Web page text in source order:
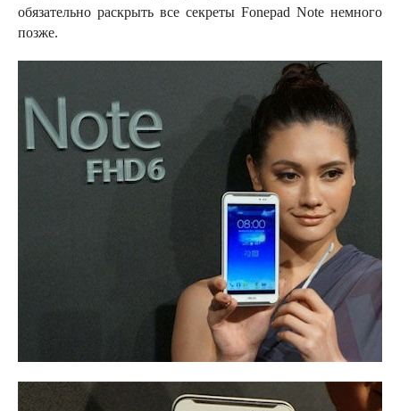
обязательно раскрыть все секреты Fonepad Note немного
позже.